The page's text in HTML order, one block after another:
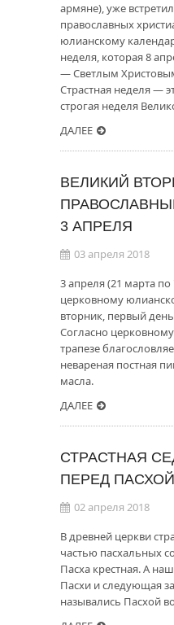
армяне), уже
православных
юлианскому
неделя, которая 8
— Светлым
Страстная неделя —
строгая неделя
ДАЛЕЕ
ВЕЛИКИЙ
3 АПРЕЛЯ
03 апреля 2018
3 апреля (21 марта
церковному
вторник, первый
Согласно церковному
трапезе
невареная постная
масла.
ДАЛЕЕ
СТРАСТНАЯ
ПЕРЕД ПАСХОЙ
02 апреля 2018
В древней церкви
частью пасхальных
Пасха крестная. А
Пасхи и следующая
назывались Пасхой